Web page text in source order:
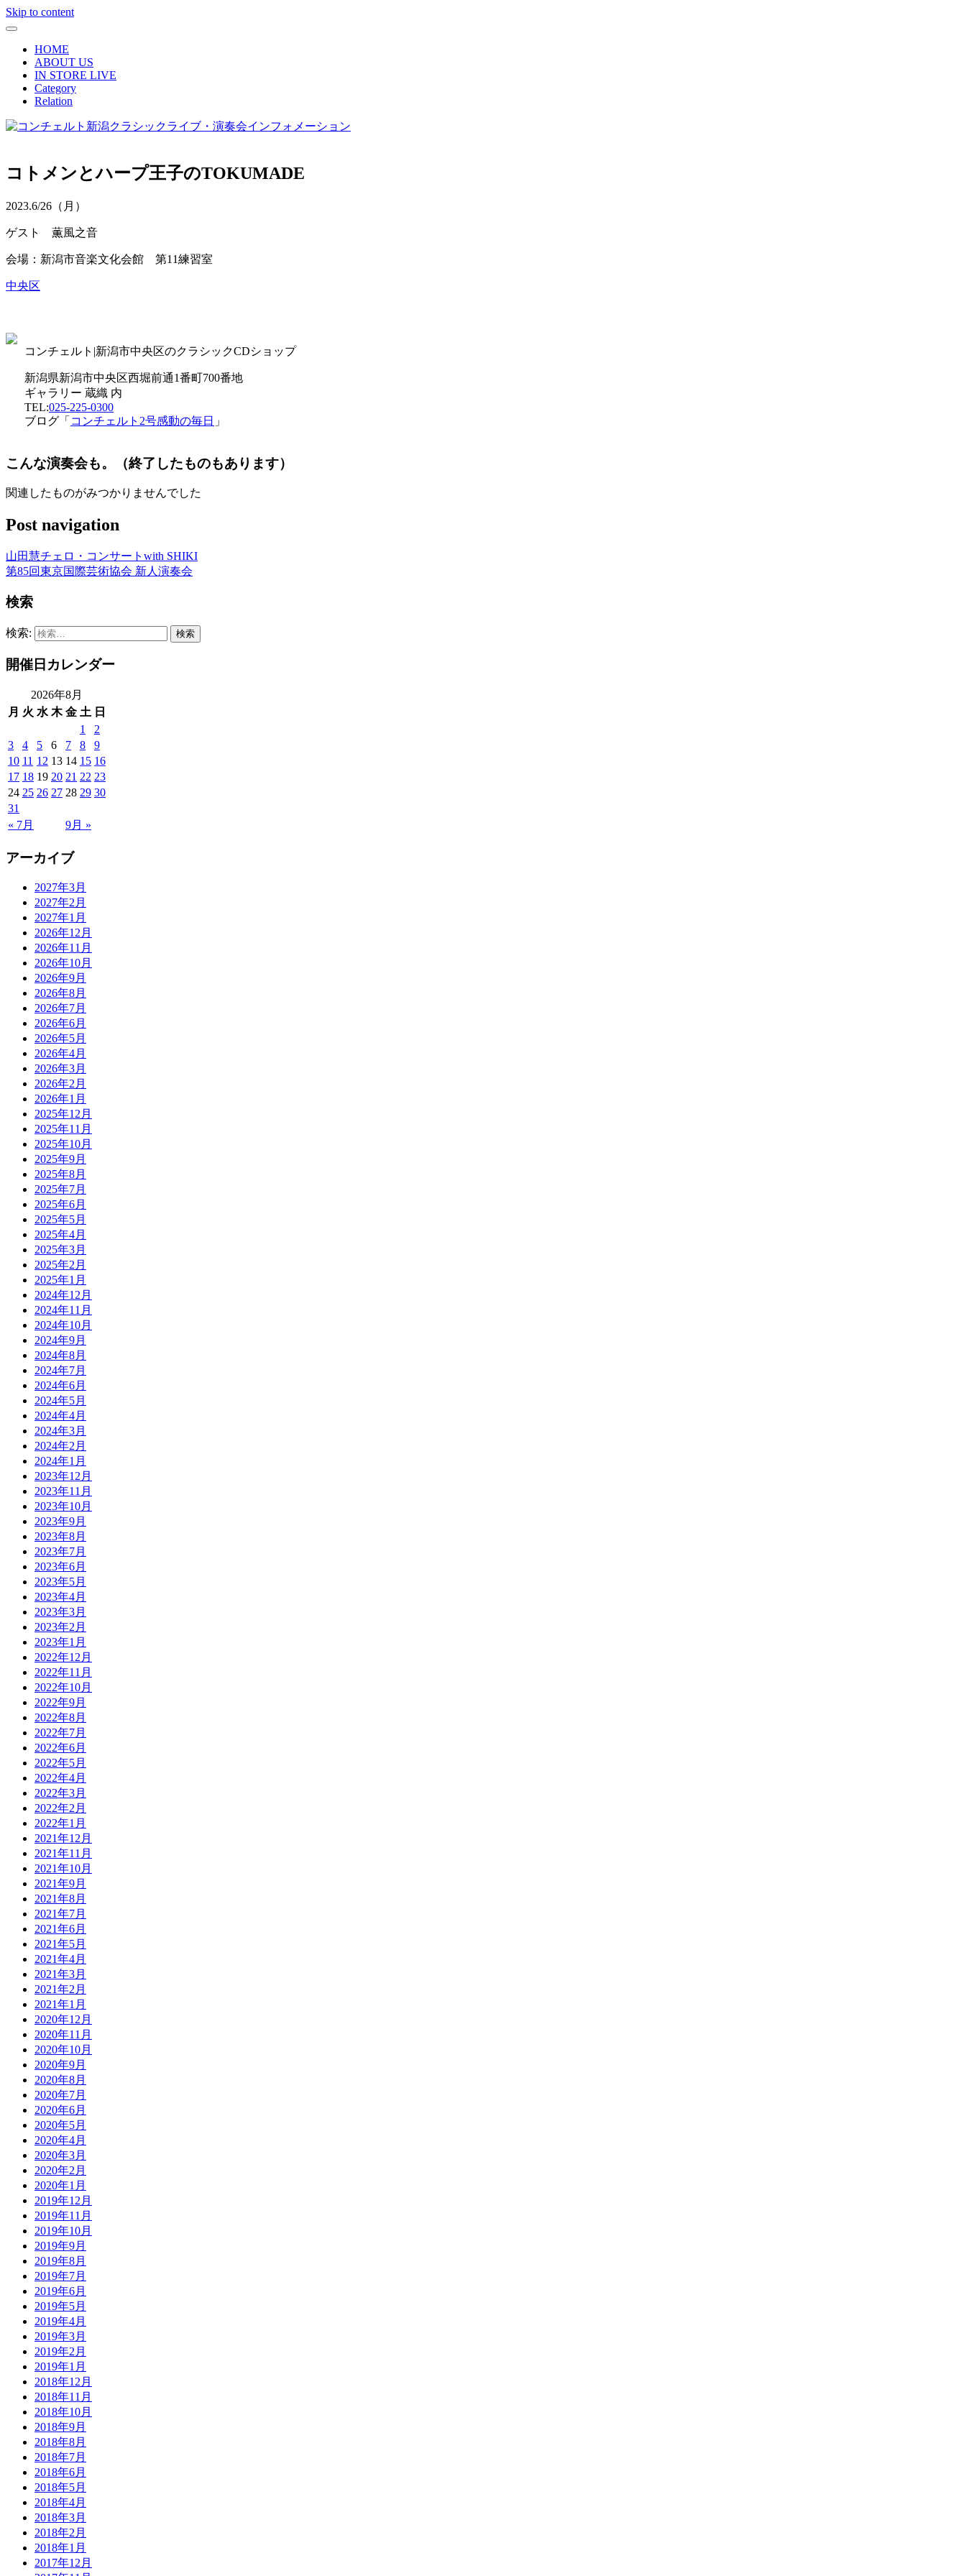
Skip to content
HOME
ABOUT US
IN STORE LIVE
Category
Relation
コトメンとハープ王子のTOKUMADE
2023.6/26 （月）
ゲスト 薫風之音
会場：新潟市音楽文化会館 第11練習室
中央区
コンチェルト|新潟市中央区のクラシックCDショップ
新潟県新潟市中央区西堀前通1番町700番地
ギャラリー 蔵織 内
TEL:025-225-0300
ブログ「 コンチェルト2号感動の毎日 」
こんな演奏会も。（終了したものもあります）
関連したものがみつかりませんでした
Post navigation
山田慧チェロ・コンサートwith SHIKI
第85回東京国際芸術協会 新人演奏会
検索
検索:
開催日カレンダー
2026年8月
月 火 水 木 金 土 日
« 7月 9月 »
1
2
3
4 5 6 7 8
9
10 11 12 13 14 15 16
17 18 19 20 21 22 23
24 25 26 27 28 29 30
31
アーカイブ
2027年3月
2027年2月
2027年1月
2026年12月
2026年11月
2026年10月
2026年9月
2026年8月
2026年7月
2026年6月
2026年5月
2026年4月
2026年3月
2026年2月
2026年1月
2025年12月
2025年11月
2025年10月
2025年9月
2025年8月
2025年7月
2025年6月
2025年5月
2025年4月
2025年3月
2025年2月
2025年1月
2024年12月
2024年11月
2024年10月
2024年9月
2024年8月
2024年7月
2024年6月
2024年5月
2024年4月
2024年3月
2024年2月
2024年1月
2023年12月
2023年11月
2023年10月
2023年9月
2023年8月
2023年7月
2023年6月
2023年5月
2023年4月
2023年3月
2023年2月
2023年1月
2022年12月
2022年11月
2022年10月
2022年9月
2022年8月
2022年7月
2022年6月
2022年5月
2022年4月
2022年3月
2022年2月
2022年1月
2021年12月
2021年11月
2021年10月
2021年9月
2021年8月
2021年7月
2021年6月
2021年5月
2021年4月
2021年3月
2021年2月
2021年1月
2020年12月
2020年11月
2020年10月
2020年9月
2020年8月
2020年7月
2020年6月
2020年5月
2020年4月
2020年3月
2020年2月
2020年1月
2019年12月
2019年11月
2019年10月
2019年9月
2019年8月
2019年7月
2019年6月
2019年5月
2019年4月
2019年3月
2019年2月
2019年1月
2018年12月
2018年11月
2018年10月
2018年9月
2018年8月
2018年7月
2018年6月
2018年5月
2018年4月
2018年3月
2018年2月
2018年1月
2017年12月